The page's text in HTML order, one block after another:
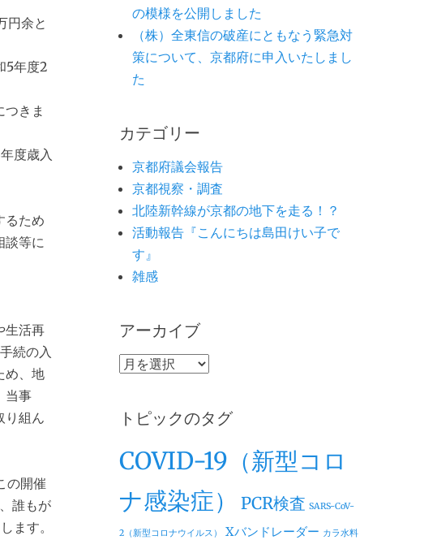
円余と
5年度2
きま
度歳入
るため
談等に
生活再
続の入
め、地
当事
り組ん
の開催
誰もが
ます。
の模様を公開しました
（株）全東信の破産にともなう緊急対
策について、京都府に申入いたしまし
た
カテゴリー
京都府議会報告
京都視察・調査
北陸新幹線が京都の地下を走る！？
活動報告『こんにちは島田けい子で
す』
雑感
アーカイブ
ア
イ
ブ
トピックのタグ
COVID-19（新型コロ
ナ感染症）
PCR検査 SARS-CoV-
2（新型コロナウイルス） Xバンドレーダー カラ水料